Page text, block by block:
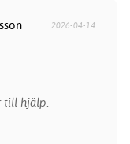
2026-04-14
till hjälp.